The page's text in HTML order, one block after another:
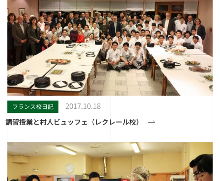
フランス校日記 2017.10.18
講習授業と村人ビュッフェ（レクレール校）